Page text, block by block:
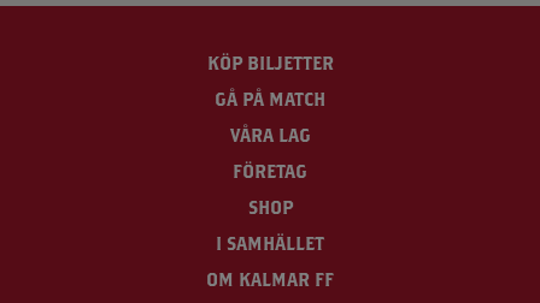
KÖP BILJETTER
GÅ PÅ MATCH
VÅRA LAG
FÖRETAG
SHOP
I SAMHÄLLET
OM KALMAR FF